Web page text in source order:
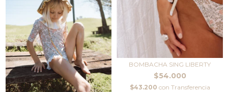
BOMBACHA SING LIBERTY
$54.000
$43.200 con Transferencia